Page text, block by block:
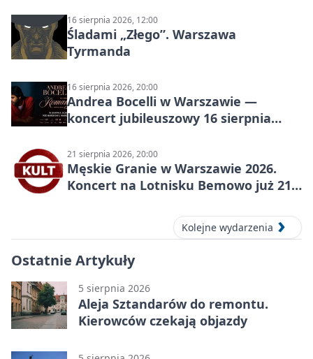
16 sierpnia 2026, 12:00
Śladami „Złego”. Warszawa
Tyrmanda
16 sierpnia 2026, 20:00
Andrea Bocelli w Warszawie —
koncert jubileuszowy 16 sierpnia
21 sierpnia 2026, 20:00
Męskie Granie w Warszawie 2026.
Koncert na Lotnisku Bemowo już 21
Kolejne wydarzenia
Ostatnie Artykuły
5 sierpnia 2026
Aleja Sztandarów do remontu.
Kierowców czekają objazdy